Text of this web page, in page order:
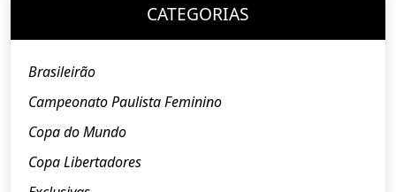
CATEGORIAS
Brasileirão
Campeonato Paulista Feminino
Copa do Mundo
Copa Libertadores